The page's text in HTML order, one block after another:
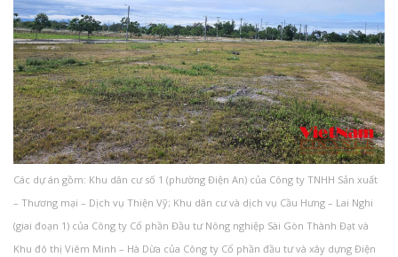
Các dự án gồm: Khu dân cư số 1 (phường Điện An) của Công ty TNHH Sản xuất
– Thương mại – Dịch vụ Thiện Vỹ; Khu dân cư và dịch vụ Cầu Hưng – Lai Nghi
(giai đoạn 1) của Công ty Cổ phần Đầu tư Nông nghiệp Sài Gòn Thành Đạt và
Khu đô thị Viêm Minh – Hà Dừa của Công ty Cổ phần đầu tư và xây dựng Điện